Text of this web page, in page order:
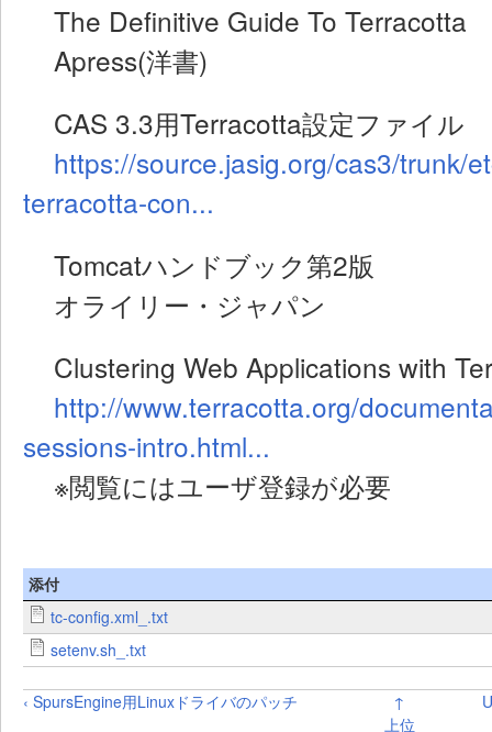
The Definitive Guide To Terracotta
Apress(洋書)
CAS 3.3用Terracotta設定ファイル
https://source.jasig.org/cas3/trunk/
terracotta-con...
Tomcatハンドブック第2版
オライリー・ジャパン
Clustering Web Applications with
http://www.terracotta.org/
sessions-intro.html...
※閲覧にはユーザ登録が必要
添付
tc-config.xml_.txt
setenv.sh_.txt
‹ SpursEngine用Linuxドライバのパッチ
↑
上位